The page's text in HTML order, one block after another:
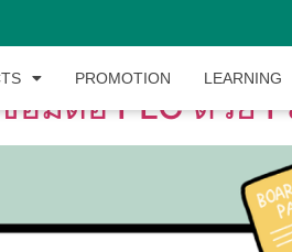
PROMOTION LEARNING
อมต่อ PLC ด้วย